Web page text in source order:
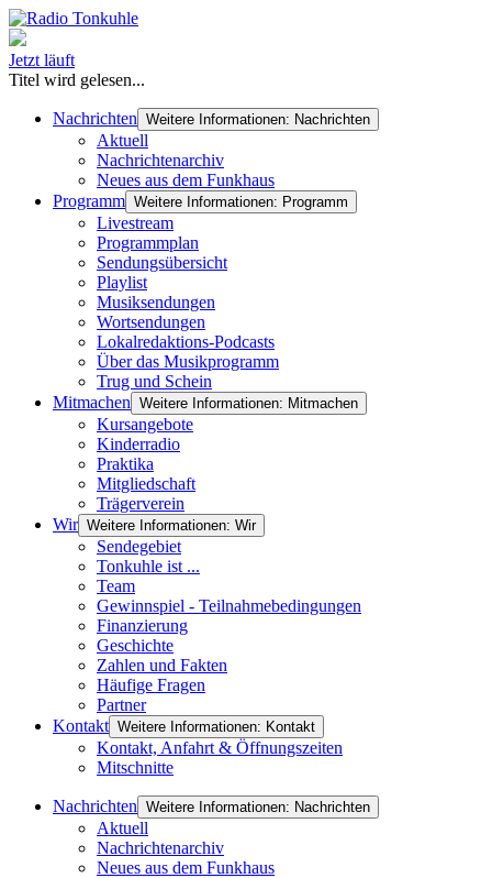
Jetzt läuft
Titel wird gelesen...
Nachrichten Weitere Informationen: Nachrichten
Aktuell
Nachrichtenarchiv
Neues aus dem Funkhaus
Programm Weitere Informationen: Programm
Livestream
Programmplan
Sendungsübersicht
Playlist
Musiksendungen
Wortsendungen
Lokalredaktions-Podcasts
Über das Musikprogramm
Trug und Schein
Mitmachen Weitere Informationen: Mitmachen
Kursangebote
Kinderradio
Praktika
Mitgliedschaft
Trägerverein
Wir Weitere Informationen: Wir
Sendegebiet
Tonkuhle ist ...
Team
Gewinnspiel - Teilnahmebedingungen
Finanzierung
Geschichte
Zahlen und Fakten
Häufige Fragen
Partner
Kontakt Weitere Informationen: Kontakt
Kontakt, Anfahrt & Öffnungszeiten
Mitschnitte
Nachrichten Weitere Informationen: Nachrichten
Aktuell
Nachrichtenarchiv
Neues aus dem Funkhaus